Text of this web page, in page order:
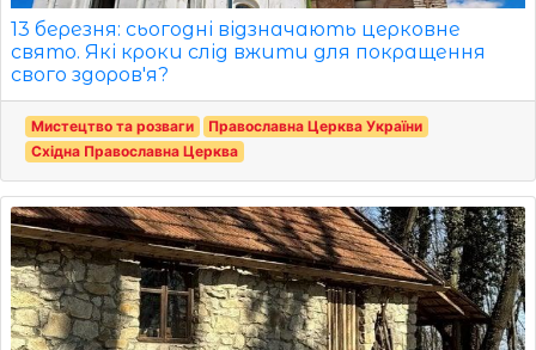
13 березня: сьогодні відзначають церковне
свято. Які кроки слід вжити для покращення
свого здоров'я?
Мистецтво та розваги
Православна Церква України
Східна Православна Церква